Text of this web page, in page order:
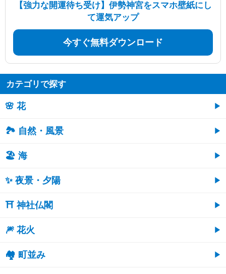
【強力な開運待ち受け】伊勢神宮をスマホ壁紙にし
て運気アップ
今すぐ無料ダウンロード
カテゴリで探す
🌸 花
🏞️ 自然・風景
🏖 海
✨ 夜景・夕陽
⛩ 神社仏閣
🎆 花火
🏘 町並み